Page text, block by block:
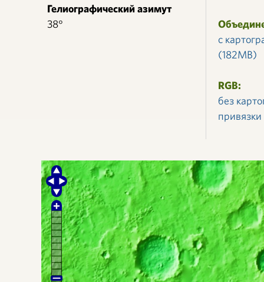
Гелиографический азимут
38°
с
(182MB)
RGB:
без